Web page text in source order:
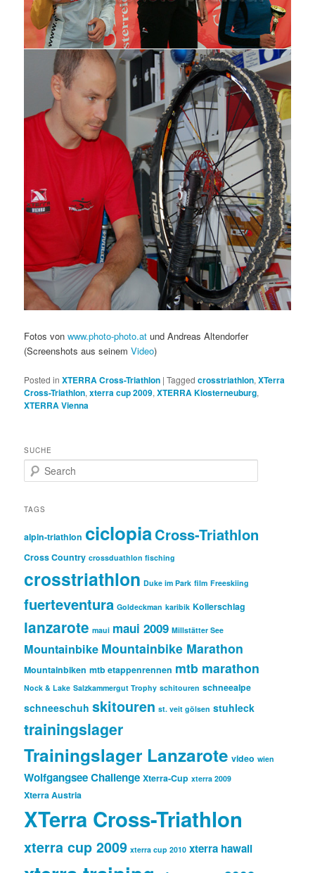
Fotos vonwww.photo-photo.at und Andreas Altendorfer
(Screenshots aus seinemVideo)
Posted in XTERRA Cross-Triathlon |Tagged crosstriathlon,XTerra
Cross-Triathlon,xterra cup 2009,XTERRA Klosterneuburg,
XTERRA Vienna
SUCHE
e
r
h
TAGS
alpin-triathlon ciclopiaCross-Triathlon
Cross Country crossduathlon fisching
crosstriathlon Duke im Park film Freeskiing
fuerteventura Goldeckman karibik Kollerschlag
lanzarote maui maui 2009 Millstätter See
Mountainbike Mountainbike Marathon
Mountainbiken mtb etappenrennen mtb marathon
Nock & Lake Salzkammergut Trophy schitouren schneealpe
schneeschuh skitouren st. veit gölsen stuhleck
trainingslager
Trainingslager Lanzarote video wien
Wolfgangsee Challenge Xterra-Cup xterra 2009
Xterra Austria
XTerra Cross-Triathlon
xterra cup 2009 xterra cup 2010 xterra hawaii